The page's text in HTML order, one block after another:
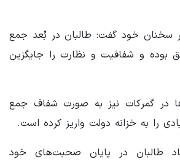
سخنان خود گفت: طالبان در بُعد جمع
بوده و شفافیت و نظارت را جایگزین
در گمرکات نیز به صورت شفاف جمع
را به خزانه دولت واریز کرده است.
طالبان در پایان صحبت‌های خود